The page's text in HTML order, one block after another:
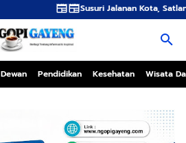
Susuri Jalanan Kota, Satlantas Polres
Dewan Pendidikan Kesehatan Wisata